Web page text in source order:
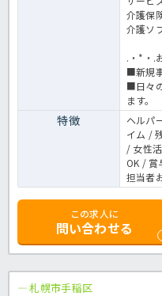
介護保
介護ソ
.・*・.
■新規
■日々
ます。
特徴
ヘルパ
イム /
/ 女性
OK /
担当者
この求人に
問い合わせる
札幌市手稲区